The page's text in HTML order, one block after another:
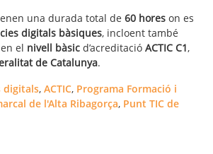
una durada total de 60 hores on es
digitals bàsiques, incloent també
el nivell bàsic d’acreditació ACTIC C1,
de Catalunya.
digitals, ACTIC, Programa Formació i
de l'Alta Ribagorça, Punt TIC de